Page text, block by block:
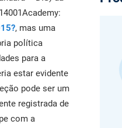
à ISO
e desenvolva
com mais
com
de
a redação
por
sobre
, mas uma
política
para a
estar evidente
pode ser um
registrada de
com a